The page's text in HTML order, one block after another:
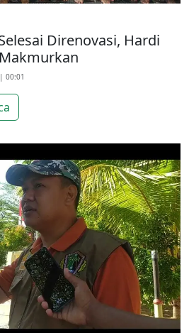
Direnovasi, Hardi
00:01